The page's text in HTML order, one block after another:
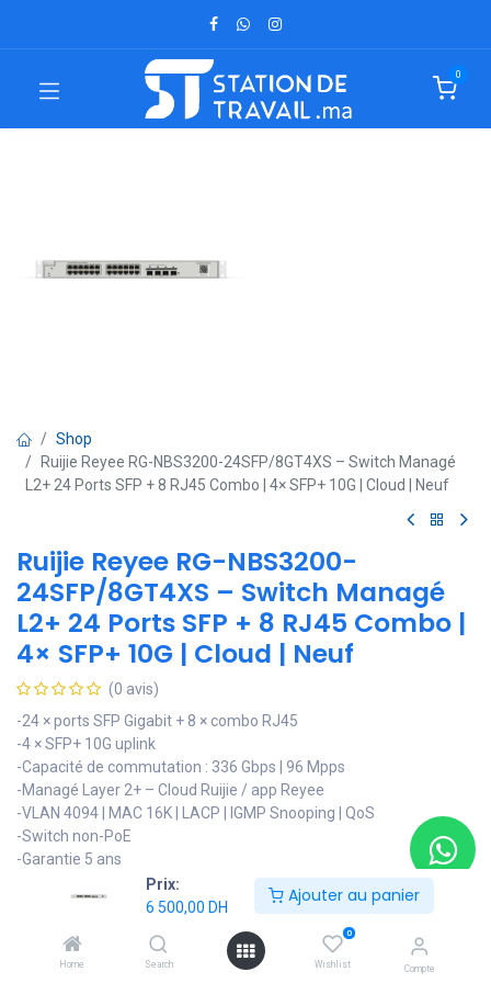
Prix:
6 500,00 DH
Ajouter au panier
Home Search
0
Wishlist Compte
0
Shop
Ruijie Reyee RG-NBS3200-24SFP/8GT4XS – Switch Managé
L2+ 24 Ports SFP + 8 RJ45 Combo | 4× SFP+ 10G | Cloud | Neuf
Ruijie Reyee RG-NBS3200-
24SFP/8GT4XS – Switch Managé
L2+ 24 Ports SFP + 8 RJ45 Combo |
4× SFP+ 10G | Cloud | Neuf
(0 avis)
-24 × ports SFP Gigabit + 8 × combo RJ45
-4 × SFP+ 10G uplink
-Capacité de commutation : 336 Gbps | 96 Mpps
-Managé Layer 2+ – Cloud Ruijie / app Reyee
-VLAN 4094 | MAC 16K | LACP | IGMP Snooping | QoS
-Switch non-PoE
-Garantie 5 ans
6 500,00 DH
Ajouter au panier